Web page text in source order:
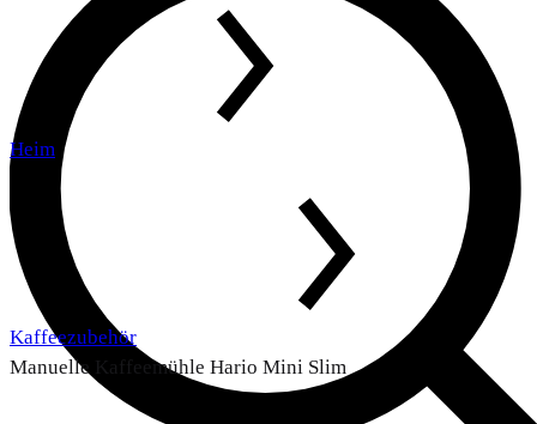
Heim
Kaffeezubehör
Manuelle Kaffeemühle Hario Mini Slim